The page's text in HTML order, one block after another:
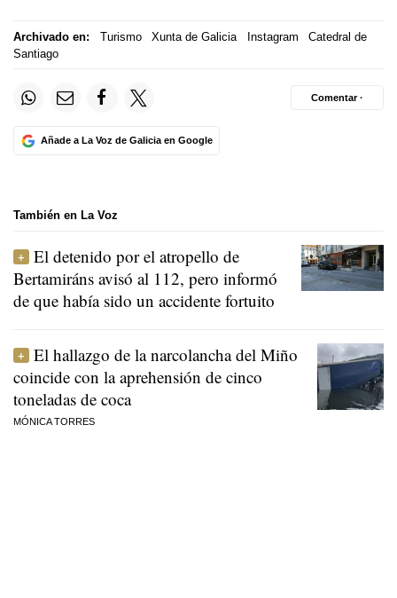
Archivado en: Turismo Xunta de Galicia Instagram
Catedral de
Santiago
Añade a La Voz de Galicia en Google
Comentar ·
También en La Voz
El detenido por el atropello de
Bertamiráns avisó al 112, pero informó
de que había sido un accidente fortuito
El hallazgo de la narcolancha del Miño
coincide con la aprehensión de cinco
toneladas de coca
MÓNICA TORRES